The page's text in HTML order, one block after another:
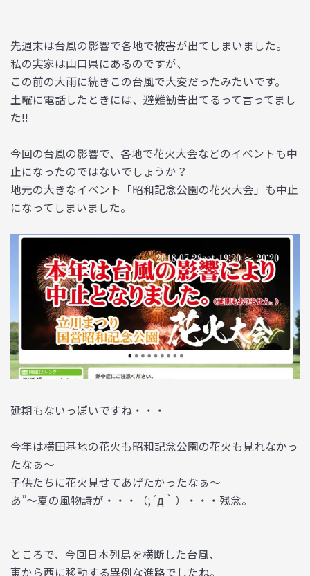
先週末は台風の影響で各地で被害が出てしまいました。
私の実家は山口県にあるのですが、
この前の大雨に続きこの台風で大変だったみたいです。
土曜に電話したときには、避難勧告出てるって言ってまし
た!!
今回の台風の影響で、各地で花火大会などのイベントも中
止になったのではないでしょうか？
地元の大きなイベント「昭和記念公園の花火大会」も中止
になってしまいました。
延期もないっぽいですね・・・
今年は横田基地の花火も昭和記念公園の花火も見れなかっ
たなぁ～
子供たちに花火見せてあげたかったなぁ～
あ”～夏の風物詩が・・・（;´д｀）・・・残念。
ところで、今回日本列島を横断した台風、
東から西に移動する異例な進路でしたね。